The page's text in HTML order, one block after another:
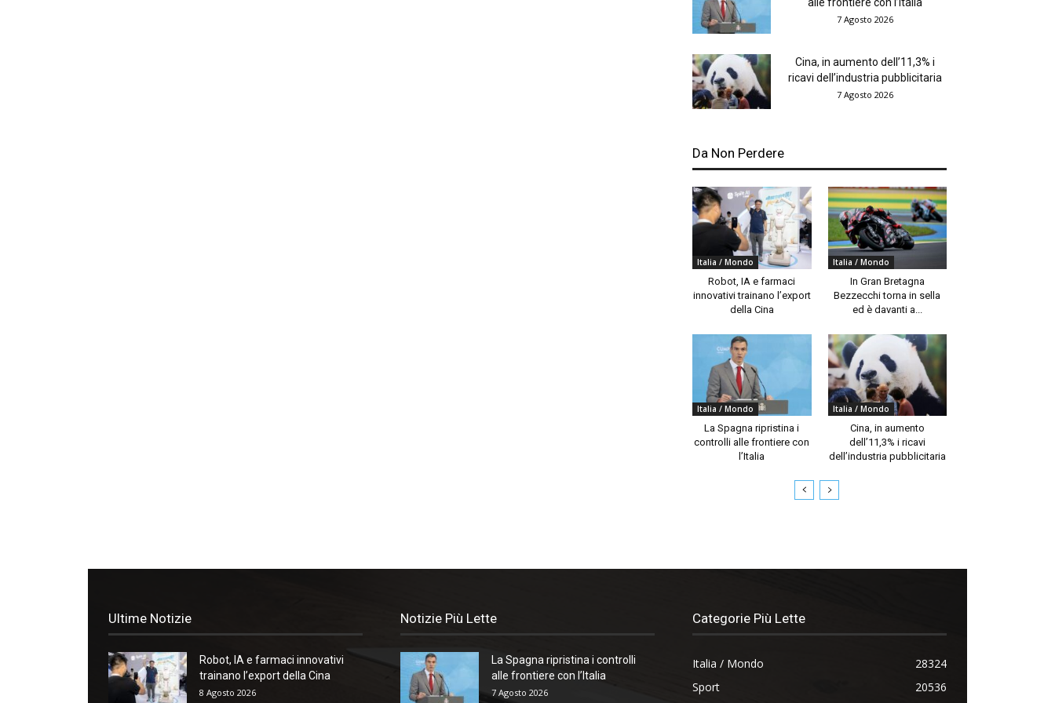
alle frontiere con l’Italia
7 Agosto 2026
Cina, in aumento dell’11,3% i
ricavi dell’industria pubblicitaria
7 Agosto 2026
Da Non Perdere
Italia / Mondo
Robot, IA e farmaci
innovativi trainano l’export
della Cina
Italia / Mondo
In Gran Bretagna
Bezzecchi torna in sella
ed è davanti a...
Italia / Mondo
La Spagna ripristina i
controlli alle frontiere con
l’Italia
Italia / Mondo
Cina, in aumento
dell’11,3% i ricavi
dell’industria pubblicitaria
Ultime Notizie
Robot, IA e farmaci innovativi
trainano l’export della Cina
8 Agosto 2026
Notizie Più Lette
La Spagna ripristina i controlli
alle frontiere con l’Italia
7 Agosto 2026
Categorie Più Lette
Italia / Mondo
28324
Sport
20536